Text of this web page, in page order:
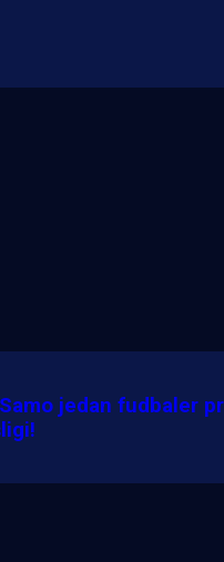
u veoma
jedan fudbaler